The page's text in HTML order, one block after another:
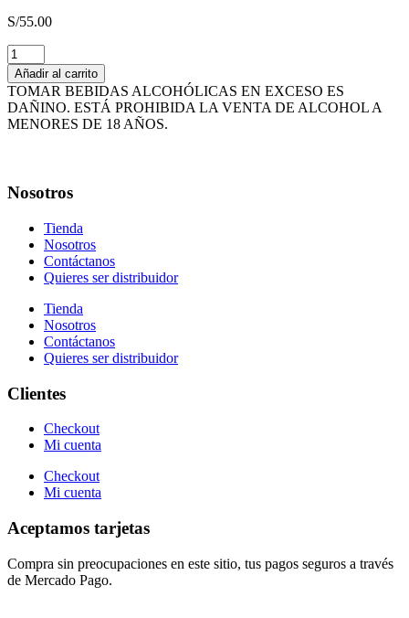
S/55.00
WINE
IN
THE
VAGINE
cantidad
Añadir al carrito
TOMAR BEBIDAS ALCOHÓLICAS EN EXCESO ES
DAÑINO. ESTÁ PROHIBIDA LA VENTA DE ALCOHOL A
MENORES DE 18 AÑOS.
Nosotros
Tienda
Nosotros
Contáctanos
Quieres ser distribuidor
Tienda
Nosotros
Contáctanos
Quieres ser distribuidor
Clientes
Checkout
Mi cuenta
Checkout
Mi cuenta
Aceptamos tarjetas
Compra sin preocupaciones en este sitio, tus pagos seguros a través
de Mercado Pago.